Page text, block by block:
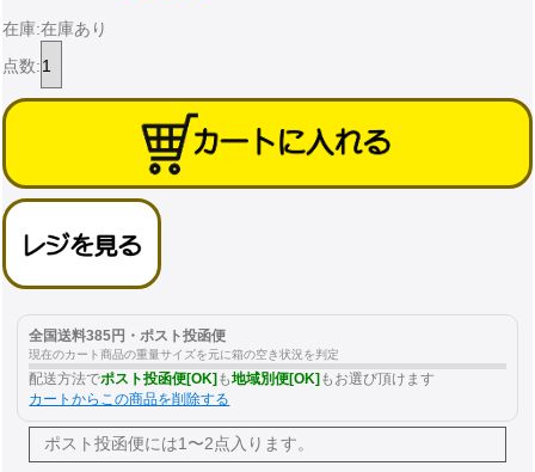
在庫:在庫あり
点数:
全国送料385円・ポスト投函便
現在のカート商品の重量サイズを元に箱の空き状況を判定
配送方法でポスト投函便[OK]も地域別便[OK]もお選び頂けます
カートからこの商品を削除する
ポスト投函便には1〜2点入ります。